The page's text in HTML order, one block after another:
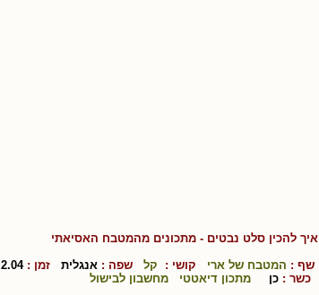
איך להכין סלט נבטים - מתכונים מהמטבח האסיאתי
שף : המטבח של ארי קושי : קל שפה : אנגלית זמן :2.04
כשר : כן מתכון דיאטטי מחשבון לבישול